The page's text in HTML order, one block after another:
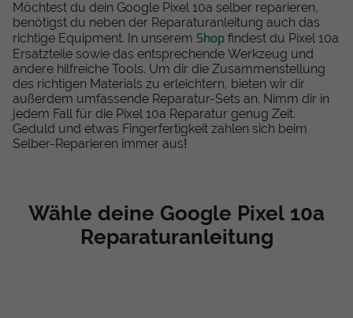
Möchtest du dein Google Pixel 10a selber reparieren,
benötigst du neben der Reparaturanleitung auch das
richtige Equipment. In unserem Shop findest du Pixel 10a
Ersatzteile sowie das entsprechende Werkzeug und
andere hilfreiche Tools. Um dir die Zusammenstellung
des richtigen Materials zu erleichtern, bieten wir dir
außerdem umfassende Reparatur-Sets an. Nimm dir in
jedem Fall für die Pixel 10a Reparatur genug Zeit.
Geduld und etwas Fingerfertigkeit zahlen sich beim
Selber-Reparieren immer aus!
Wähle deine Google Pixel 10a
Reparaturanleitung